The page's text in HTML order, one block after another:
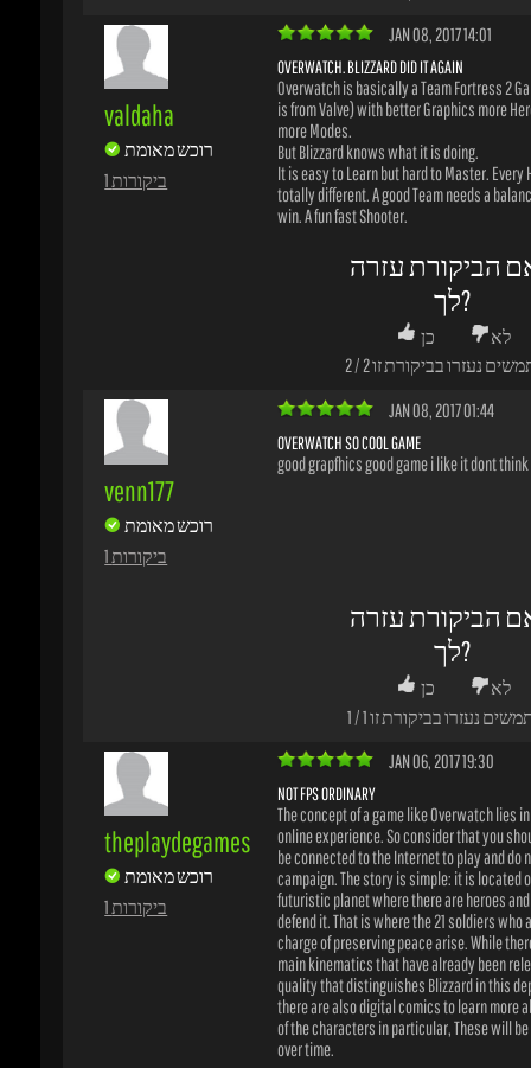
2/2נעזרו בביקורת זו
venn177
JAN 08, 2017 01:44
OVERWATCH SO COOL GAME
good grapfhics good game i like it dont think
הביקורת עזרה
לך?
1/ 1 נעזרו בביקורת זו
theplaydegames
JAN 06, 2017 19:30
defend it. That is where the 21 soldiers who
charge of preserving peace arise. While there
main kinematics that have already been
quality that distinguishes Blizzard in this
there are also digital comics to learn more
of the characters in particular, These will be
over time.
הביקורת עזרה
לך?
כן לא
0/0נעזרו בביקורת זו
DEC 07, 2016 16:03
OVERWATCH
Blizzard's version of Team Fortress 2..!
Fun gameplay!
Smooth graphics!